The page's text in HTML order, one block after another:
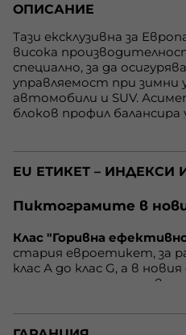
Скоростен индекс
Товарен индекс 99
XL да
Горивна ефективност D
Външен шум 72 dB
Сцепление на мокро
ОПИСАНИЕ
Тази ексклузивна за
висока
специално, за да
управляемост при зимни
автомобили и SUV.
блоков профил
създадена за зимни
сцепление, намалено
EU ЕТИКЕТ – ИНДЕКСИ
Пиктограмите в
Клас "Горивна
стария евроетикет, за
клас А до клас G, а в
сила за гумите,
клacoвe А дo С ocтaвaт
С2, cъoтвeтнo зa